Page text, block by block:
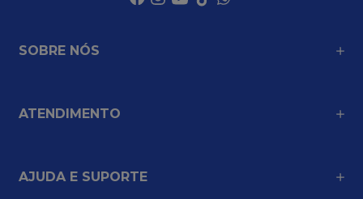
SOBRE NÓS
ATENDIMENTO
AJUDA E SUPORTE